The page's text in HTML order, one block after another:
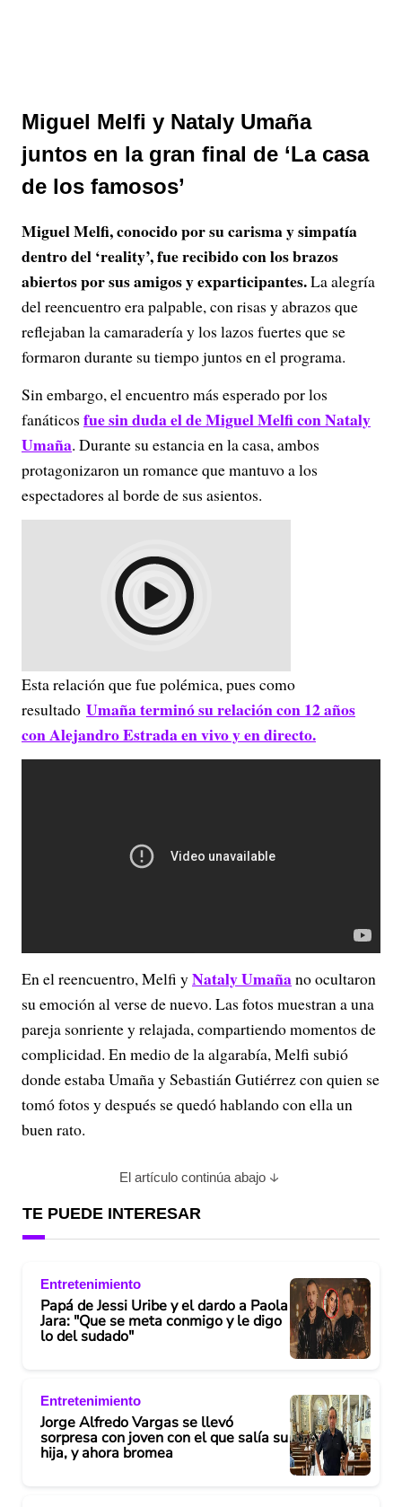
Miguel Melfi y Nataly Umaña
juntos en la gran final de ‘La casa
de los famosos’
Miguel Melfi, conocido por su carisma y simpatía
dentro del ‘reality’, fue recibido con los brazos
abiertos por sus amigos y exparticipantes.La alegría
del reencuentro era palpable, con risas y abrazos que
reflejaban la camaradería y los lazos fuertes que se
formaron durante su tiempo juntos en el programa.
Sin embargo, el encuentro más esperado por los
fanáticos fue sin duda el de Miguel Melfi con Nataly
Umaña. Durante su estancia en la casa, ambos
protagonizaron un romance que mantuvo a los
espectadores al borde de sus asientos.
Esta relación que fue polémica, pues como
resultado Umaña terminó su relación con 12 años
con Alejandro Estrada en vivo y en directo.
En el reencuentro, Melfi yNataly Umañano ocultaron
su emoción al verse de nuevo. Las fotos muestran a una
pareja sonriente y relajada, compartiendo momentos de
complicidad. En medio de la algarabía, Melfi subió
donde estaba Umaña y Sebastián Gutiérrez con quien se
tomó fotos y después se quedó hablando con ella un
buen rato.
El artículo continúa abajo
TE PUEDE INTERESAR
Entretenimiento
Papá de Jessi Uribe y el dardo a Paola
Jara: "Que se meta conmigo y le digo
lo del sudado"
Entretenimiento
Jorge Alfredo Vargas se llevó
sorpresa con joven con el que salía su
hija, y ahora bromea